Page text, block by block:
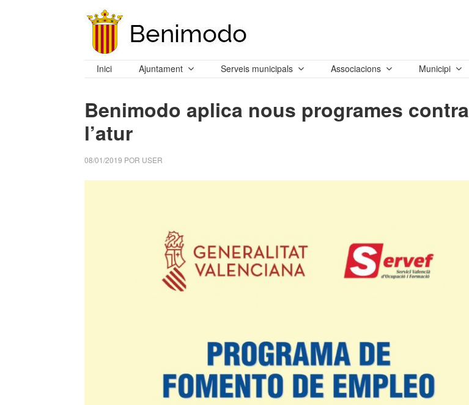
Inici Ajuntament Serveis municipals Associacions Municipi
Benimodo aplica nous programes contra
l’atur
08/01/2019 POR USER